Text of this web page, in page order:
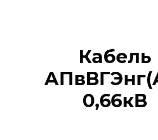
Кабель
0,66кВ